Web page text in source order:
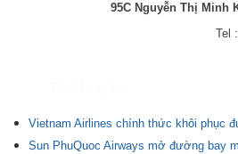
95C Nguyễn Thị Minh
Tel :
Vietnam Airlines chính thức khôi phục
Sun PhuQuoc Airways mở đường bay